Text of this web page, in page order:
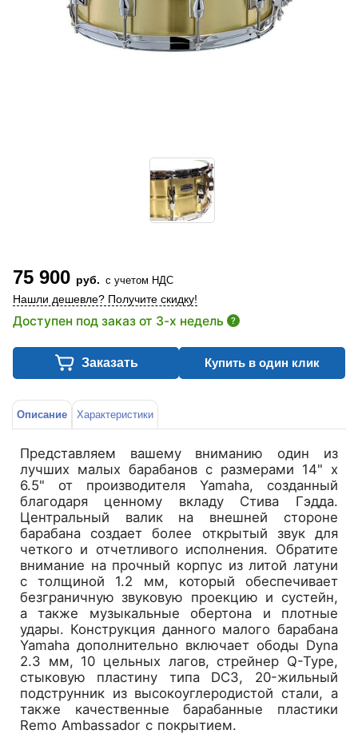
75 900 руб. с учетом НДС
Нашли дешевле? Получите скидку!
Доступен под заказ от 3-х недель ?
Заказать Купить в один клик
Описание Характеристики
Представляем вашему вниманию один из
лучших малых барабанов с размерами 14" х
6.5" от производителя Yamaha, созданный
благодаря ценному вкладу Стива Гэдда.
Центральный валик на внешней стороне
барабана создает более открытый звук для
четкого и отчетливого исполнения. Обратите
внимание на прочный корпус из литой латуни
с толщиной 1.2 мм, который обеспечивает
безграничную звуковую проекцию и сустейн,
а также музыкальные обертона и плотные
удары. Конструкция данного малого барабана
Yamaha дополнительно включает ободы Dyna
2.3 мм, 10 цельных лагов, стрейнер Q-Type,
стыковую пластину типа DC3, 20-жильный
подструнник из высокоуглеродистой стали, а
также качественные барабанные пластики
Remo Ambassador с покрытием.